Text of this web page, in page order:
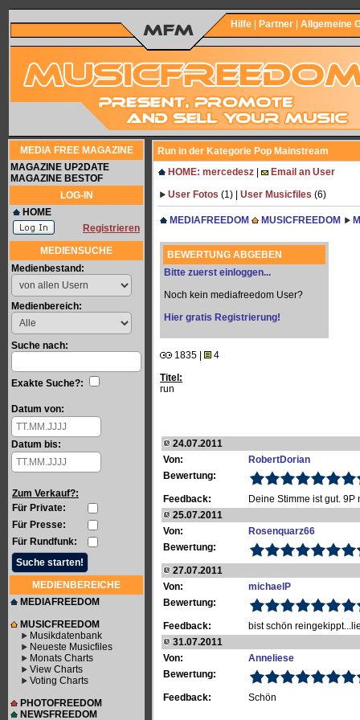
Hilfe Partner Allgemeine
MEDIA FREE MAGAZINE
MAGAZINE UP2DATE
MAGAZINE BESTOF
LOG-IN
HOME
Registrieren
MEDIENSUCHE
Medienbestand:
Medienbereich:
Suche nach:
Exakte Suche?:
Datum von:
Datum bis:
Zum Verkauf?:
Für Private:
Für Presse:
Für Rundfunk:
MEDIENBEREICHE
MEDIAFREEDOM
MUSICFREEDOM
Musikdatenbank
Neueste Musicfiles
Monats Charts
View Charts
Voting Charts
PHOTOFREEDOM
NEWSFREEDOM
Run in der Kategorie Pop Mainstream
HOME: mercedesz
Email an User
User Fotos (1) | User Musicfiles (6)
MEDIAFREEDOM MUSICFREEDOM
BEWERTUNG ABGEBEN
Bitte zuerst einloggen...
Noch kein mediafreedom User?
Hier gratis Registrierung!
1835 |
4
Titel:
run
24.07.2011
Von:
RobertDorian
Bewertung:
Feedback:
Deine Stimme ist gut.
25.07.2011
Von:
Rosenquarz66
Bewertung:
27.07.2011
Von:
michaelP
Bewertung:
Feedback:
bist schön
31.07.2011
Von:
Anneliese
Bewertung:
Feedback: Schön